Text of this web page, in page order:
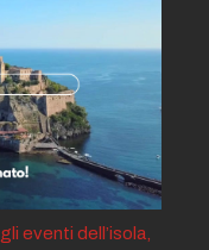
eventi dell’isola,